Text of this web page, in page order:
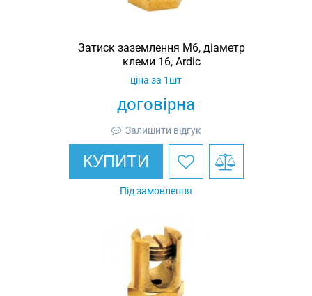
Затиск заземлення M6, діаметр
клеми 16, Ardic
договірна
ціна за 1шт
Залишити відгук
КУПИТИ
Під замовлення